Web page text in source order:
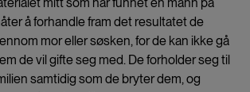
å forhandle fram det resultatet de
mor eller søsken, for de kan ikke gå
de vil gifte seg med. De forholder seg til
samtidig som de bryter dem, og